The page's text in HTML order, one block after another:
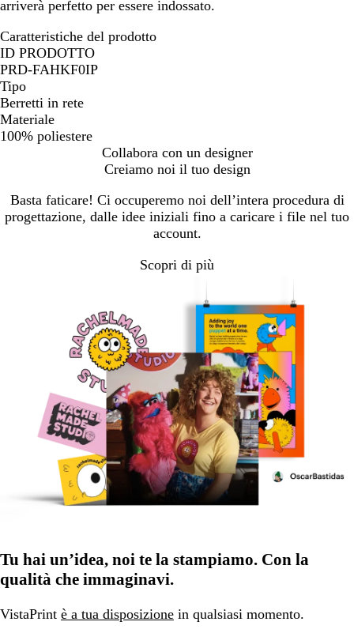
arriverà perfetto per essere indossato.
Caratteristiche del prodotto
ID PRODOTTO
PRD-FAHKF0IP
Tipo
Berretti in rete
Materiale
100% poliestere
Collabora con un designer
Creiamo noi il tuo design
Basta faticare! Ci occuperemo noi dell’intera procedura di
progettazione, dalle idee iniziali fino a caricare i file nel tuo
account.
Scopri di più
Tu hai un’idea, noi te la stampiamo. Con la
qualità che immaginavi.
VistaPrint è a tua disposizione in qualsiasi momento.